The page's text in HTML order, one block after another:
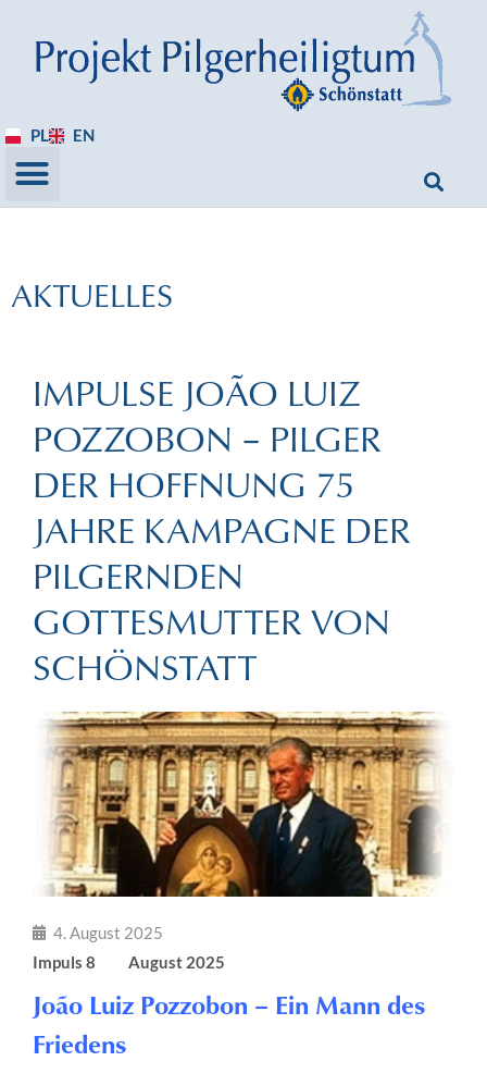
PL EN
AKTUELLES
IMPULSE JOÃO LUIZ
POZZOBON – PILGER
DER HOFFNUNG 75
JAHRE KAMPAGNE DER
PILGERNDEN
GOTTESMUTTER VON
SCHÖNSTATT
4. August 2025
Impuls 8 August 2025
João Luiz Pozzobon – Ein Mann des
Friedens